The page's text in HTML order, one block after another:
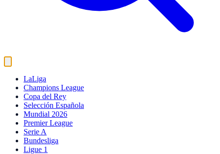
LaLiga
Champions League
Copa del Rey
Selección Española
Mundial 2026
Premier League
Serie A
Bundesliga
Ligue 1